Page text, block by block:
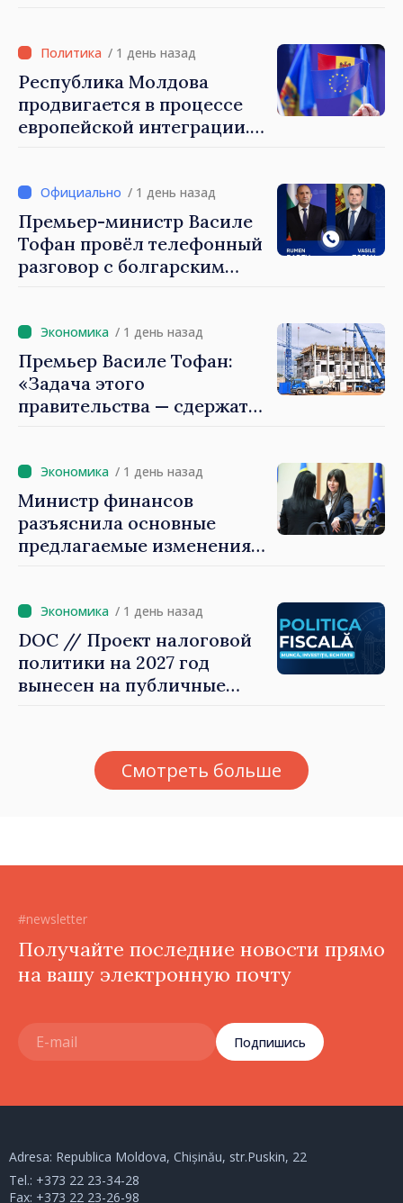
занимающие высокие
должности, не знают
политики государства»
/ 1 день назад
Республика Молдова
продвигается в процессе
европейской интеграции.
блокирует» / 1 день назад
Премьер-министр Василе
Тофан провёл телефонный
разговор с болгарским
/ 1 день назад
Премьер Василе Тофан:
«Задача этого
правительства — сдержать
/ 1 день назад
Министр финансов
разъяснила основные
предлагаемые изменения
налогу
/ 1 день назад
DOC // Проект налоговой
политики на 2027 год
вынесен на публичные
Смотреть больше
#newsletter
Получайте последние новости прямо
на вашу электронную почту
Подпишись
Adresa: Republica Moldova, Chișinău, str.Puskin, 22
Tel.: +373 22 23-34-28
Fax: +373 22 23-26-98